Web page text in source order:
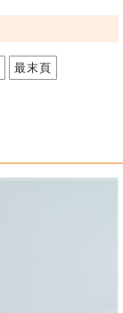
最末頁